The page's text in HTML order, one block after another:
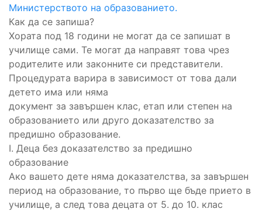
Министерството на образованието.
Как да се запиша?
Хората под 18 години не могат да се запишат в
училище сами. Те могат да направят това чрез
родителите или законните си представители.
Процедурата варира в зависимост от това дали
детето има или няма
документ за завършен клас, етап или степен на
образованието или друго доказателство за
предишно образование.
I. Деца без доказателство за предишно
образование
Ако вашето дете няма доказателства, за завършен
период на образование, то първо ще бъде прието в
училище, а след това децата от 5. до 10. клас